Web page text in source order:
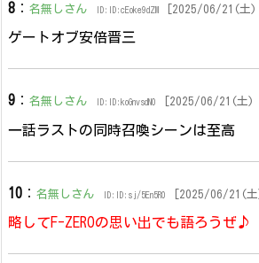
8 ： 名無しさん ID:ID:cEoke9dZM [2025/06/21(土
ゲートオブ安倍晋三
9 ： 名無しさん ID:ID:koGnvsdN0 [2025/06/21(土)
一話ラストの同時召喚シーンは至高
10 ： 名無しさん ID:ID:sj/5En5R0 [2025/06/21(
略してF-ZEROの思い出でも語ろうぜ♪